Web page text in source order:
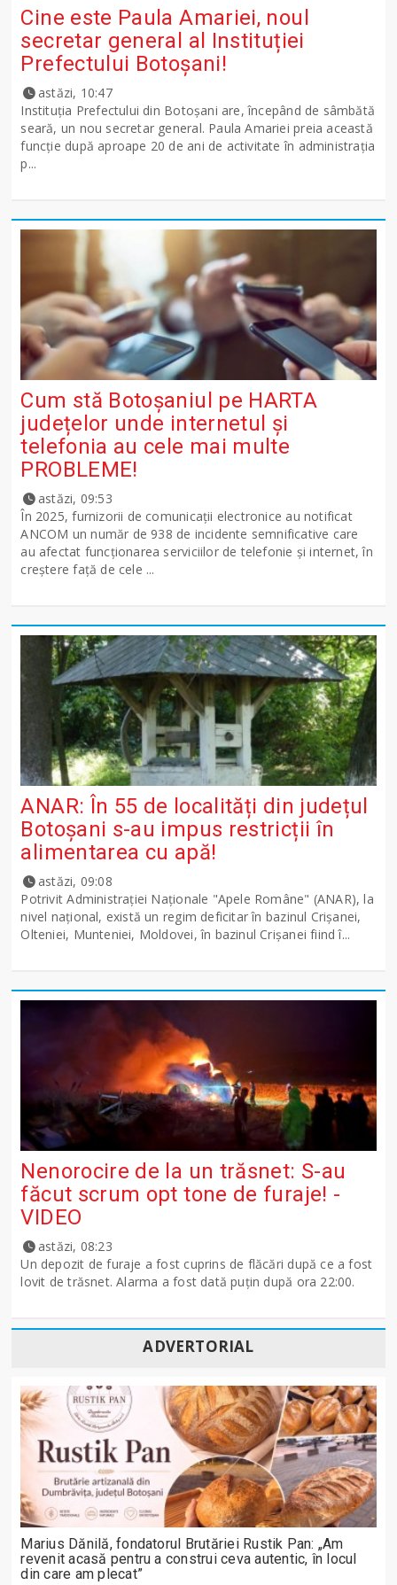
Cine este Paula Amariei, noul
secretar general al Instituției
Prefectului Botoșani!
astăzi, 10:47
Instituția Prefectului din Botoșani are, începând de sâmbătă
seară, un nou secretar general. Paula Amariei preia această
funcție după aproape 20 de ani de activitate în administrația
p...
Cum stă Botoșaniul pe HARTA
județelor unde internetul și
telefonia au cele mai multe
PROBLEME!
astăzi, 09:53
În 2025, furnizorii de comunicații electronice au notificat
ANCOM un număr de 938 de incidente semnificative care
au afectat funcționarea serviciilor de telefonie și internet, în
creștere față de cele ...
ANAR: În 55 de localități din județul
Botoșani s-au impus restricții în
alimentarea cu apă!
astăzi, 09:08
Potrivit Administraţiei Naţionale "Apele Române" (ANAR), la
nivel naţional, există un regim deficitar în bazinul Crişanei,
Olteniei, Munteniei, Moldovei, în bazinul Crişanei fiind î...
Nenorocire de la un trăsnet: S-au
făcut scrum opt tone de furaje! -
VIDEO
astăzi, 08:23
Un depozit de furaje a fost cuprins de flăcări după ce a fost
lovit de trăsnet. Alarma a fost dată puțin după ora 22:00.
ADVERTORIAL
Marius Dănilă, fondatorul Brutăriei Rustik Pan: „Am
revenit acasă pentru a construi ceva autentic, în locul
din care am plecat”